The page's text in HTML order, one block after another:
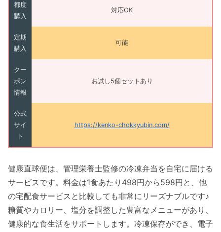
都度
購入
対応OK
定期
購入
可能
クー
ポン
情報
お試し5個セットあり
公式
サイ
ト
https://kenko-chokkyubin.com/
健康直球便は、管理栄養士監修の冷凍弁当を自宅に届ける
サービスです。料金は1食あたり498円から598円と、他
の宅配食サービスと比較しても非常にリーズナブルです♪
糖質やカロリー、塩分を調整した豊富なメニューがあり、
健康的な食生活をサポートします。冷凍保存ができ、電子